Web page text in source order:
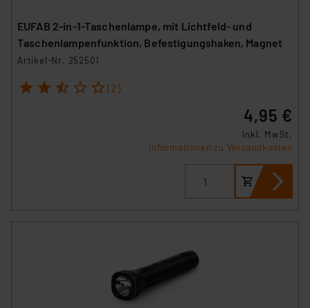
EUFAB 2-in-1-Taschenlampe, mit Lichtfeld- und
Taschenlampenfunktion, Befestigungshaken, Magnet
Artikel-Nr. 252501
1 2 3 4 5 (2)
4,95 €
inkl. MwSt.
Informationen zu Versandkosten